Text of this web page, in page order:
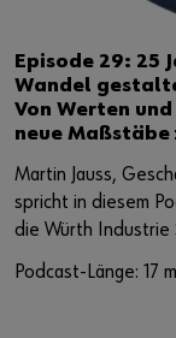
Episode 29: 25
Wandel
Von Werten
neue Maßstäbe
Martin Jauss,
spricht in diesem
die Würth Industrie
Podcast-Länge: 17